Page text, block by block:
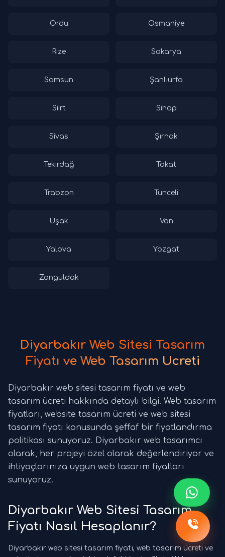
Ordu Osmaniye
Rize Sakarya
Samsun Şanlıurfa
Siirt Sinop
Sivas Şırnak
Tekirdağ Tokat
Trabzon Tunceli
Uşak Van
Yalova Yozgat
Zonguldak
Diyarbakır Web Sitesi Tasarım
Fiyatı ve Web Tasarım Ücreti
Diyarbakır web sitesi tasarım fiyatı ve web
tasarım ücreti hakkında detaylı bilgi. Web tasarım
fiyatları, website tasarım ücreti ve web sitesi
tasarım fiyatı konusunda şeffaf bir fiyatlandırma
politikası sunuyoruz. Diyarbakır web tasarımcı
olarak, her projeyi özel olarak değerlendiriyor ve
ihtiyaçlarınıza uygun web tasarım fiyatları
sunuyoruz.
Diyarbakır Web Sitesi Tasarım
Fiyatı Nasıl Hesaplanır?
Diyarbakır web sitesi tasarım fiyatı, web tasarım ücreti ve